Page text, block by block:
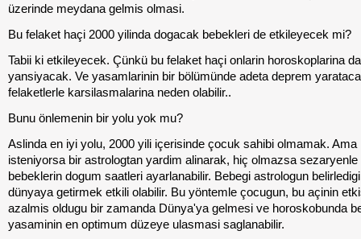
üzerinde meydana gelmis olmasi.
Bu felaket haçi 2000 yilinda dogacak bebekleri de etkileyecek mi?
Tabii ki etkileyecek. Çünkü bu felaket haçi onlarin horoskoplarina da
yansiyacak. Ve yasamlarinin bir bölümünde adeta deprem
felaketlerle karsilasmalarina neden olabilir..
Bunu önlemenin bir yolu yok mu?
Aslinda en iyi yolu, 2000 yili içerisinde çocuk sahibi olmamak. Ama
isteniyorsa bir astrologtan yardim alinarak, hiç olmazsa
bebeklerin dogum saatleri ayarlanabilir. Bebegi astrologun
dünyaya getirmek etkili olabilir. Bu yöntemle çocugun, bu açinin
azalmis oldugu bir zamanda Dünya'ya gelmesi ve horoskobunda
yasaminin en optimum düzeye ulasmasi saglanabilir.